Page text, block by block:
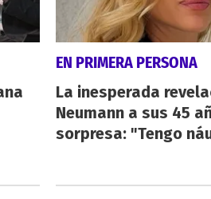
EN PRIMERA PERSONA
La inesperada
Neumann a sus 45
sorpresa: "Tengo